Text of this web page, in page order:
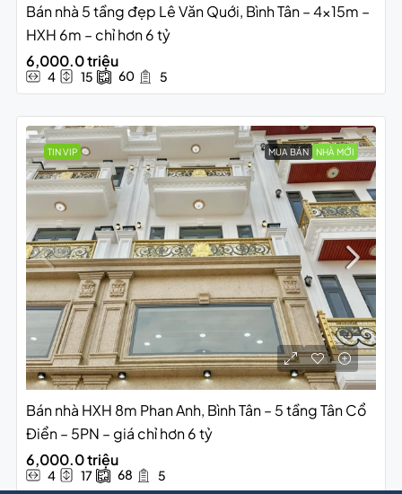
Bán nhà 5 tầng đẹp Lê Văn Quới, Bình Tân – 4x15m –
HXH 6m – chỉ hơn 6 tỷ
6,000.0 triệu
4 15 60 5
TIN VIP MUA BÁN NHÀ MỚI
Bán nhà HXH 8m Phan Anh, Bình Tân – 5 tầng Tân Cổ
Điển – 5PN – giá chỉ hơn 6 tỷ
6,000.0 triệu
4 17 68 5